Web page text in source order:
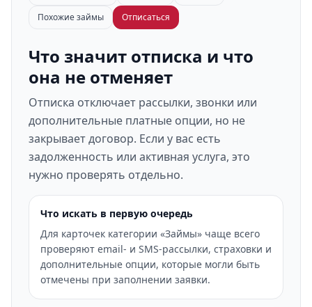
Похожие займы
Отписаться
Что значит отписка и что
она не отменяет
Отписка отключает рассылки, звонки или
дополнительные платные опции, но не
закрывает договор. Если у вас есть
задолженность или активная услуга, это
нужно проверять отдельно.
Что искать в первую очередь
Для карточек категории «Займы» чаще всего
проверяют email- и SMS-рассылки, страховки и
дополнительные опции, которые могли быть
отмечены при заполнении заявки.